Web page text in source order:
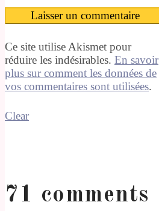
Ce site utilise Akismet pour
réduire les indésirables. En savoir
plus sur comment les données de
vos commentaires sont utilisées.
Clear
71 comments